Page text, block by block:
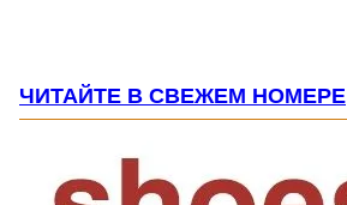
ЧИТАЙТЕ В СВЕЖЕМ НОМЕРЕ